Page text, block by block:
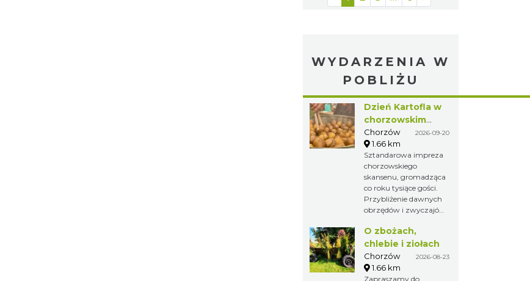
Chopin
1 2 3 … 6
WYDARZENIA W
POBLIŻU
Dzień Kartofla
w chorzowskim
skansenie
Chorzów 2026-09-20
Sztandarowa
impreza
chorzowskiego
skansenu,
gromadząca co roku